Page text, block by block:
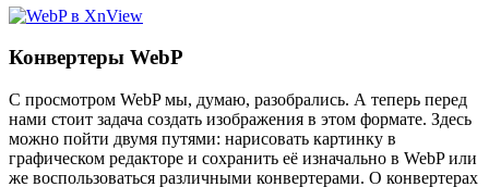
Конвертеры WebP
С просмотром WebP мы, думаю, разобрались. А теперь перед
нами стоит задача создать изображения в этом формате. Здесь
можно пойти двумя путями: нарисовать картинку в
графическом редакторе и сохранить её изначально в WebP или
же воспользоваться различными конвертерами. О конвертерах